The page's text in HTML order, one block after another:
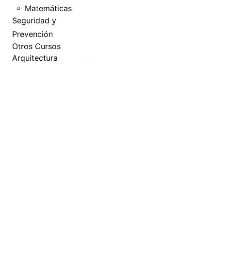
Matemáticas
Seguridad y
Prevención
Otros Cursos
Arquitectura